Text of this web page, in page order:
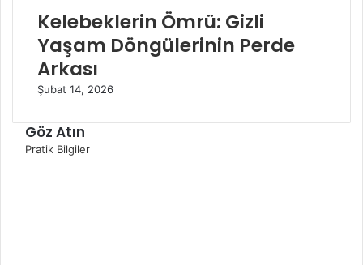
Kelebeklerin Ömrü: Gizli
Yaşam Döngülerinin Perde
Arkası
Şubat 14, 2026
Göz Atın
K
Pratik Bilgiler